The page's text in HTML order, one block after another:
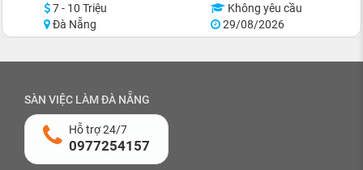
7 - 10 Triệu
Không yêu cầu
Đà Nẵng
29/08/2026
SÀN VIỆC LÀM ĐÀ NẴNG
Hỗ trợ 24/7
0977254157